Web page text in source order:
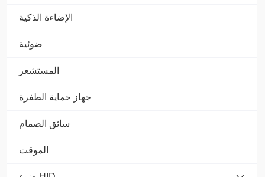
الإضاءة الذكية
ضوئية
المستشعر
جهاز حماية الطفرة
سائق الصمام
الموقت